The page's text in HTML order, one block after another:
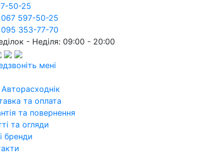
50-25
597-50-25
353-77-70
- Неділя: 09:00 - 20:00
мені
та оплата
та повернення
та огляди
бренди